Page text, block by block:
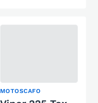
MOTOSCAFO